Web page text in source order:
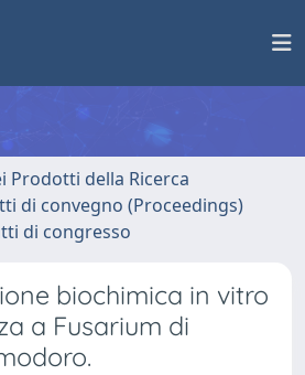
Prodotti della Ricerca
di convegno (Proceedings)
di congresso
biochimica in vitro
a Fusarium di